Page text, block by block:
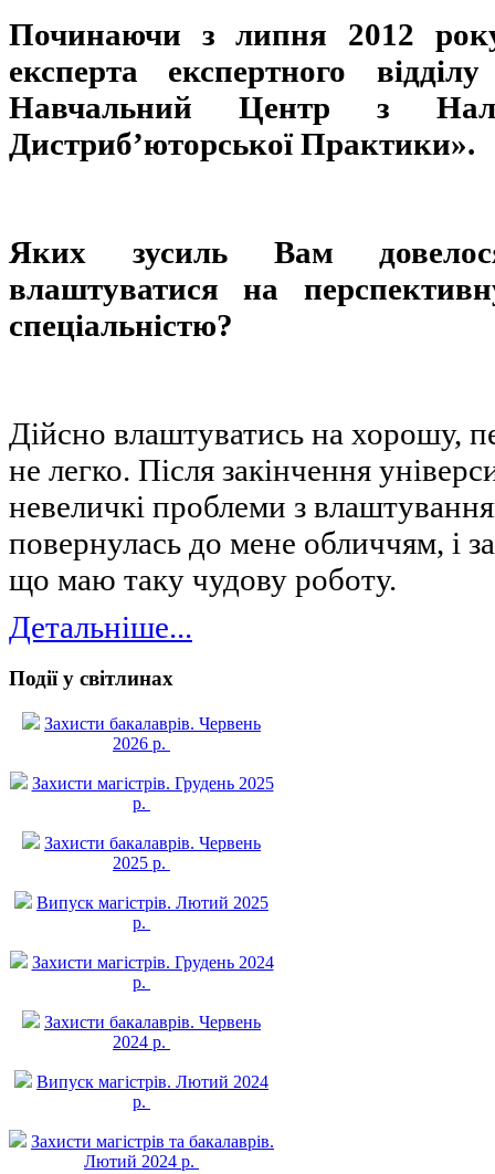
Починаючи з липня 2012
експерта експертного
Навчальний Центр з
Дистриб’юторської Практики».
Яких зусиль Вам
влаштуватися на
спеціальністю?
Дійсно влаштуватись на хорошу,
не легко. Після закінчення
невеличкі проблеми з
повернулась до мене обличчям, і
що маю таку чудову роботу.
Детальніше...
Події у світлинах
Захисти бакалаврів. Червень
2026 р.
Захисти магістрів. Грудень 2025
р.
Захисти бакалаврів. Червень
2025 р.
Випуск магістрів. Лютий 2025
р.
Захисти магістрів. Грудень 2024
р.
Захисти бакалаврів. Червень
2024 р.
Випуск магістрів. Лютий 2024
р.
Захисти магістрів та бакалаврів.
Лютий 2024 р.